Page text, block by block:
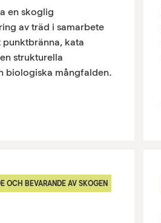
en skoglig
av träd i samarbete
punktbränna, kata
strukturella
biologiska mångfalden.
OCH BEVARANDE AV SKOGEN